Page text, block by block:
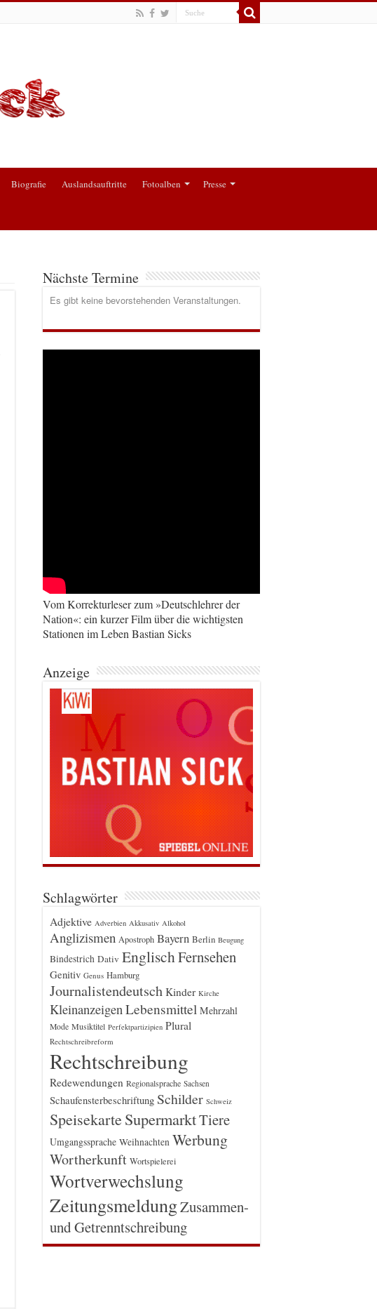
Biografie Auslandsauftritte Fotoalben Presse
Nächste Termine
Es gibt keine bevorstehenden Veranstaltungen.
Vom Korrekturleser zum »Deutschlehrer der
Nation«: ein kurzer Film über die wichtigsten
Stationen im Leben Bastian Sicks
Anzeige
Schlagwörter
Adjektive Adverbien Akkusativ Alkohol
Anglizismen Apostroph Bayern Berlin Beugung
Bindestrich Dativ EnglischFernsehen
Genitiv Genus Hamburg
Journalistendeutsch Kinder Kirche
Kleinanzeigen Lebensmittel Mehrzahl
Mode Musiktitel Perfektpartizipien Plural
Rechtschreibreform
Rechtschreibung
Redewendungen Regionalsprache Sachsen
Schaufensterbeschriftung Schilder Schweiz
Speisekarte SupermarktTiere
Umgangssprache Weihnachten Werbung
Wortherkunft Wortspielerei
Wortverwechslung
ZeitungsmeldungZusammen-
und Getrenntschreibung